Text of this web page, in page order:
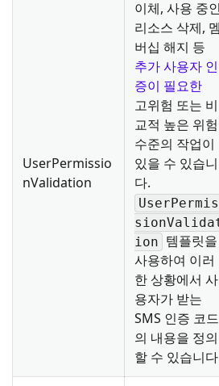
UserPermissio
nValidation
이체, 사용 중인
리소스 삭제, 멤
버십 해지 등
추가 사용자 인
증이 필요한
고위험 또는 비
교적 높은 위험
수준의 작업이
있을 수 있습니
다.
UserPermis
ion 템플릿을
사용하여 이러
한 상황에서 사
용자가 받는
SMS 인증 코드
의 내용을 정의
할 수 있습니